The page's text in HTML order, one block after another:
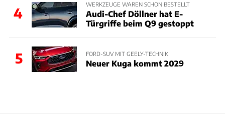
4
WERKZEUGE WAREN SCHON BESTELLT
Audi-Chef Döllner hat E-
Türgriffe beim Q9 gestoppt
5 FORD-SUV MIT GEELY-TECHNIK
Neuer Kuga kommt 2029